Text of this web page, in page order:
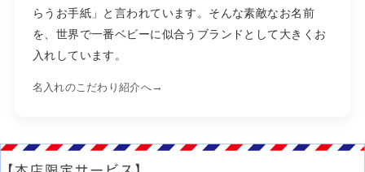
らうお手紙」と言われています。そんな素敵なお名前
を、世界で一番ベビーに似合うブランドとして大きくお
入れしています。
名入れのこだわり紹介へ→